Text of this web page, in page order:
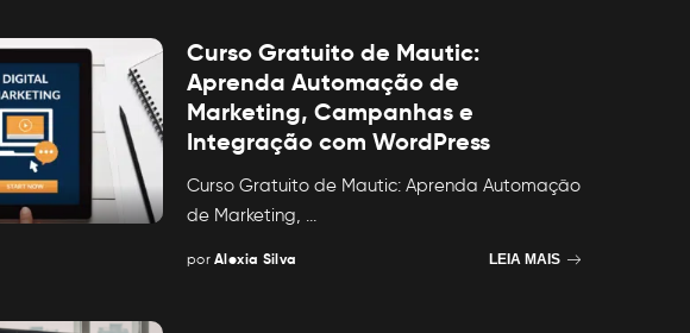
Curso Gratuito de Mautic:
Aprenda Automação de
Marketing, Campanhas e
Integração com WordPress
Curso Gratuito de Mautic: Aprenda Automação
de Marketing, ...
Posted
por Alexia Silva LEIA MAIS